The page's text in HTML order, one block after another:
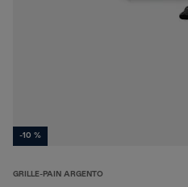
-10 %
GRILLE-PAIN ARGENTO